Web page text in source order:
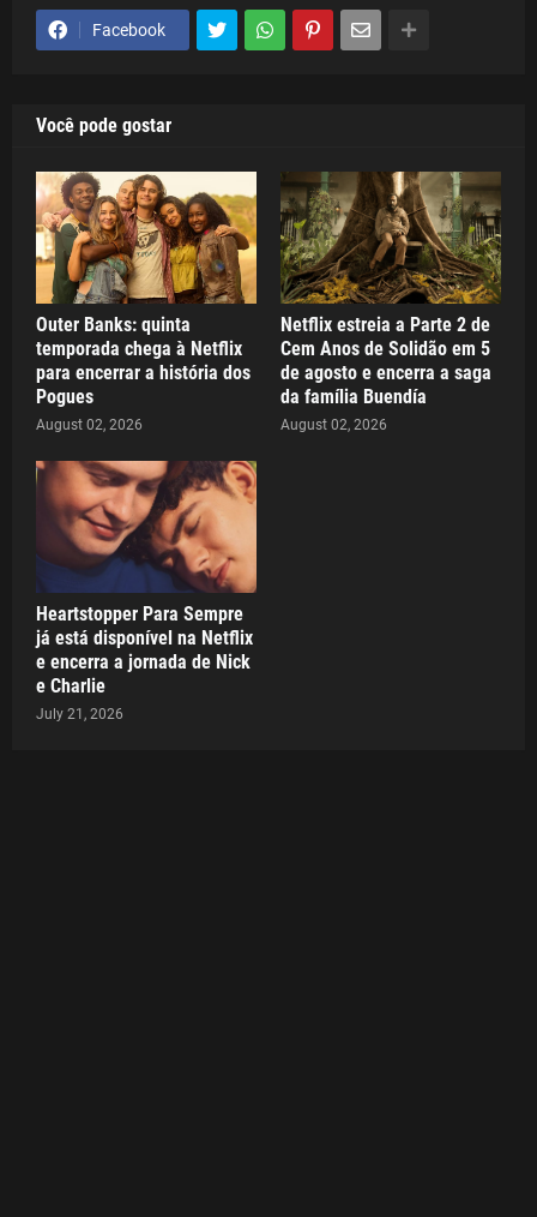
Facebook
Você pode gostar
Outer Banks: quinta
temporada chega à Netflix
para encerrar a história dos
Pogues
August 02, 2026
Netflix estreia a Parte 2 de
Cem Anos de Solidão em 5
de agosto e encerra a saga
da família Buendía
August 02, 2026
Heartstopper Para Sempre
já está disponível na Netflix
e encerra a jornada de Nick
e Charlie
July 21, 2026